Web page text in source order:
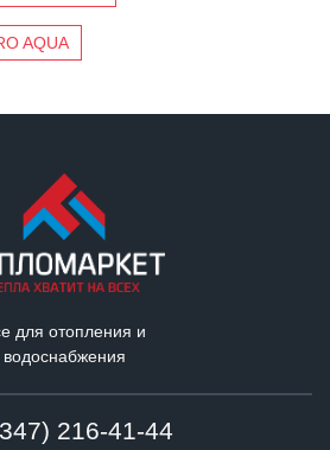
AQUA
для отопления и
водоснабжения
216-41-44